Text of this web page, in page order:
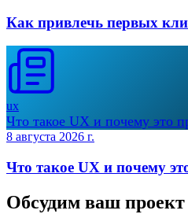
Как привлечь первых
ux
Что такое UX и почему это
8 августа 2026 г.
Что такое UX и почему
Обсудим ваш проект